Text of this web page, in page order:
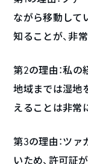
ながら移動して
知ることが、非
第2の理由：私
地域までは湿地
えることは非常
第3の理由：ツ
いため、許可証